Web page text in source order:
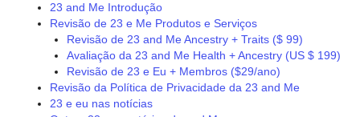
23 and Me Introdução
Revisão de 23 e Me Produtos e Serviços
Revisão de 23 and Me Ancestry + Traits ($ 99)
Avaliação da 23 and Me Health + Ancestry (US $ 199)
Revisão de 23 e Eu + Membros ($29/ano)
Revisão da Política de Privacidade da 23 and Me
23 e eu nas notícias